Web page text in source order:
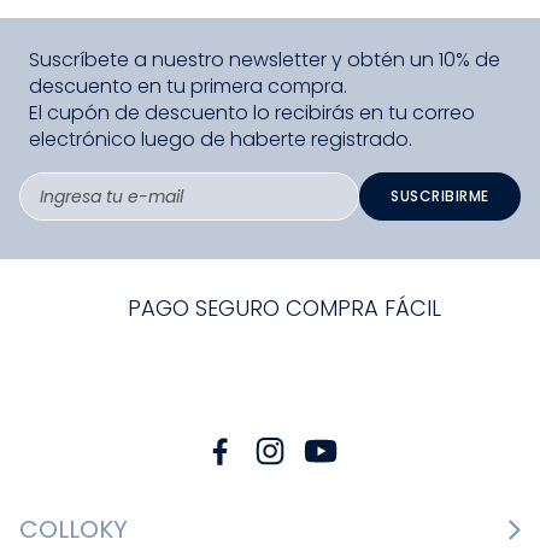
Suscríbete a nuestro newsletter y obtén un 10% de
descuento en tu primera compra.
El cupón de descuento lo recibirás en tu correo
electrónico luego de haberte registrado.
SUSCRIBIRME
PAGO SEGURO COMPRA FÁCIL
COLLOKY